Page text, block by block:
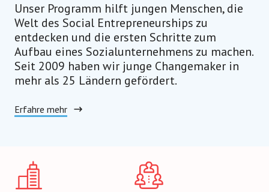
Unser Programm hilft jungen Menschen, die
Welt des Social Entrepreneurships zu
entdecken und die ersten Schritte zum
Aufbau eines Sozialunternehmens zu machen.
Seit 2009 haben wir junge Changemaker in
mehr als 25 Ländern gefördert.
Erfahre mehr